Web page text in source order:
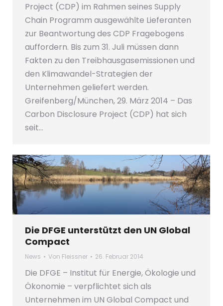
Project (CDP) im Rahmen seines Supply
Chain Programm ausgewählte Lieferanten
zur Beantwortung des CDP Fragebogens
auffordern. Bis zum 31. Juli müssen dann
Fakten zu den Treibhausgasemissionen und
den Klimawandel-Strategien der
Unternehmen geliefert werden.
Greifenberg/München, 29. März 2014 – Das
Carbon Disclosure Project (CDP) hat sich
seit…
Die DFGE unterstützt den UN Global
Compact
News Von Fleissner 26. Februar 2014
Die DFGE – Institut für Energie, Ökologie und
Ökonomie – verpflichtet sich als
Unternehmen im UN Global Compact und